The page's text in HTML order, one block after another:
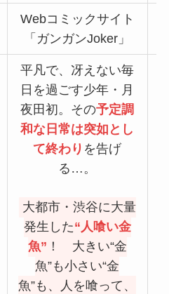
Webコミックサイト
「ガンガンJoker」
平凡で、冴えない毎
日を過ごす少年・月
夜田初。その予定調
和な日常は突如とし
て終わり を告げ
る…。
大都市・渋谷に大量
発生した“人喰い金
魚” ！ 大きい“金
魚”も小さい“金
魚”も、人を喰って、